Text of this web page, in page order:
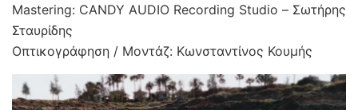
Mastering: CANDY AUDIO Recording Studio – Σωτήρης
Σταυρίδης
Οπτικογράφηση / Μοντάζ: Κωνσταντίνος Κουμής